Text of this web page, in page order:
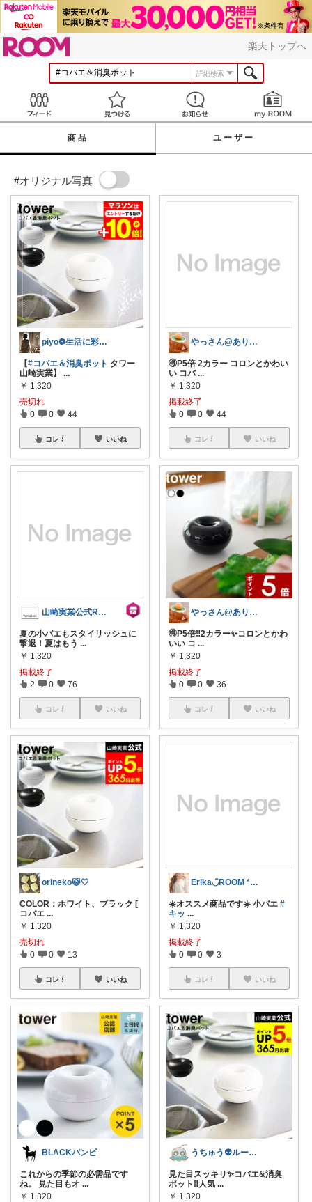
楽天トップへ
詳細検索
見つける お知らせ
商品 ユーザー
#オリジナル写真
piyo❁︎生活に彩りを❁
【#コバエ＆消臭ポット タワー
山崎実業】
...
￥ 1,320
売切れ
0 0 44
コレ いいね
山崎実業公式ROOM
夏の小バエもスタイリッシュに
撃退！夏はもう ...
￥ 1,320
掲載終了
2 0 76
コレ いいね
orineko😺🤍
COLOR：ホワイト、ブラック [
コバエ ...
￥ 1,320
売切れ
0 0 13
コレ いいね
BLACKバンビ
これからの季節の必需品です
ね。 見た目もオ ...
￥ 1,320
やっさん@ありがとうございました👋😊
🉐P5倍 2カラー コロンとかわい
い コバ ...
￥ 1,320
掲載終了
0 0 44
コレ いいね
やっさん@ありがとうございました👋😊
🉐P5倍‼️2カラー✨コロンとかわ
いい コ ...
￥ 1,320
掲載終了
0 0 36
コレ いいね
Erika◡̈ROOM *初心者🔰です
☀️オススメ商品です☀️ 小バエ #
キッ ...
￥ 1,320
掲載終了
0 0 3
コレ いいね
うちゅう👽ルーム再開します
見た目スッキリ✨コバエ&消臭
ポット‼️人気 ...
￥ 1,320